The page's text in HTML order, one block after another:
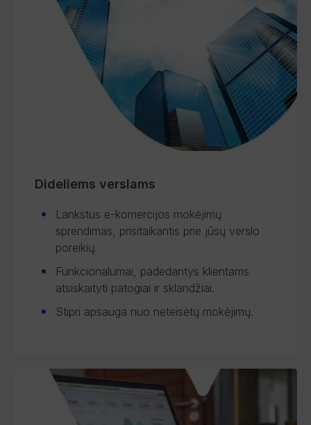
Dideliems verslams
Lankstus e-komercijos mokėjimų
sprendimas, prisitaikantis prie jūsų verslo
poreikių.
Funkcionalumai, padedantys klientams
atsiskaityti patogiai ir sklandžiai.
Stipri apsauga nuo neteisėtų mokėjimų.